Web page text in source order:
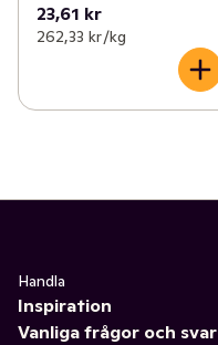
23,61 kr
262,33 kr /kg
Handla
Inspiration
Vanliga frågor och svar